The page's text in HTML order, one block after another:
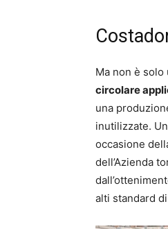
Ma non è solo
circolare
una
inutilizzate.
occasione
dell’Azienda
alti standard